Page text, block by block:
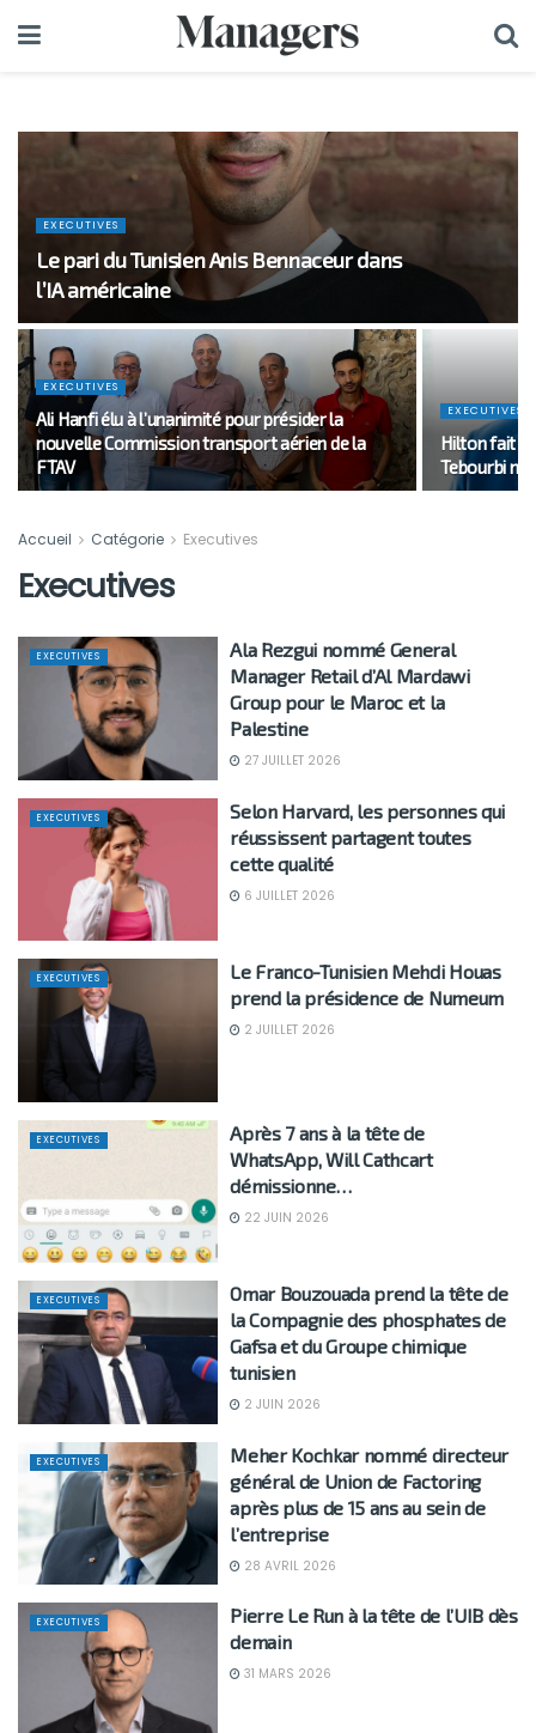
EXECUTIVES
Le pari du Tunisien Anis Bennaceur dans
l’IA américaine
EXECUTIVES
Ali Hanfi élu à l’unanimité pour présider la
nouvelle Commission transport aérien de la
FTAV
EXECUTIVES
Hilton fait
Tebourbi
Accueil Catégorie Executives
Executives
EXECUTIVES
Ala Rezgui nommé General
Manager Retail d’Al Mardawi
Group pour le Maroc et la
Palestine
27 JUILLET 2026
EXECUTIVES
Selon Harvard, les personnes qui
réussissent partagent toutes
cette qualité
6 JUILLET 2026
EXECUTIVES
Le Franco-Tunisien Mehdi Houas
prend la présidence de Numeum
2 JUILLET 2026
EXECUTIVES
Après 7 ans à la tête de
WhatsApp, Will Cathcart
démissionne…
22 JUIN 2026
EXECUTIVES
Omar Bouzouada prend la tête de
la Compagnie des phosphates de
Gafsa et du Groupe chimique
tunisien
2 JUIN 2026
EXECUTIVES
Meher Kochkar nommé directeur
général de Union de Factoring
après plus de 15 ans au sein de
l’entreprise
28 AVRIL 2026
EXECUTIVES
Pierre Le Run à la tête de l’UIB dès
demain
31 MARS 2026